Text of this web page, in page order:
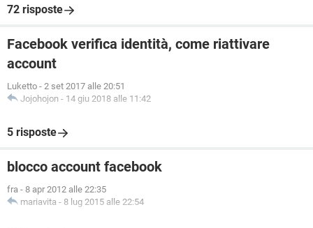
72 risposte
Facebook verifica identità, come riattivare
account
Luketto - 2 set 2017 alle 20:51
Jojohojon - 14 giu 2018 alle 11:42
5 risposte
blocco account facebook
fra - 8 apr 2012 alle 22:35
mariavita - 8 lug 2015 alle 22:54